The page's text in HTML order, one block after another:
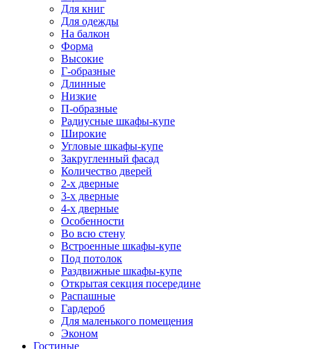
Для книг
Для одежды
На балкон
Форма
Высокие
Г-образные
Длинные
Низкие
П-образные
Радиусные шкафы-купе
Широкие
Угловые шкафы-купе
Закругленный фасад
Количество дверей
2-х дверные
3-х дверные
4-х дверные
Особенности
Во всю стену
Встроенные шкафы-купе
Под потолок
Раздвижные шкафы-купе
Открытая секция посередине
Распашные
Гардероб
Для маленького помещения
Эконом
Гостиные